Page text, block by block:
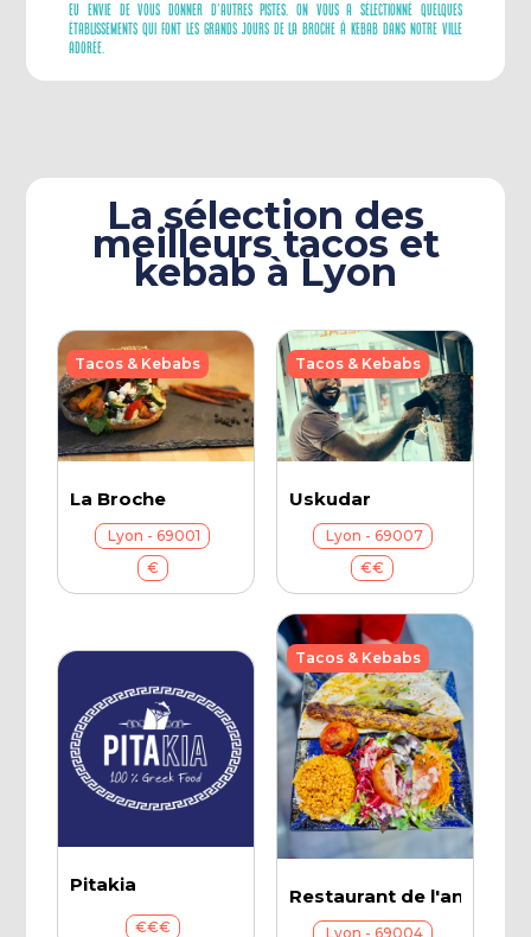
Eu Envie De Vous Donner D’autres Pistes. On Vous A Sélectionné Quelques
Établissements Qui Font Les Grands Jours De La Broche À Kebab Dans Notre Ville
Adorée.
La sélection des
meilleurs tacos et
kebab à Lyon
La Broche
Lyon - 69001
€
Tacos & Kebabs
Uskudar
Lyon - 69007
€€
Tacos & Kebabs
Pitakia
€€€
Restaurant de l'angle
Lyon - 69004
Tacos & Kebabs